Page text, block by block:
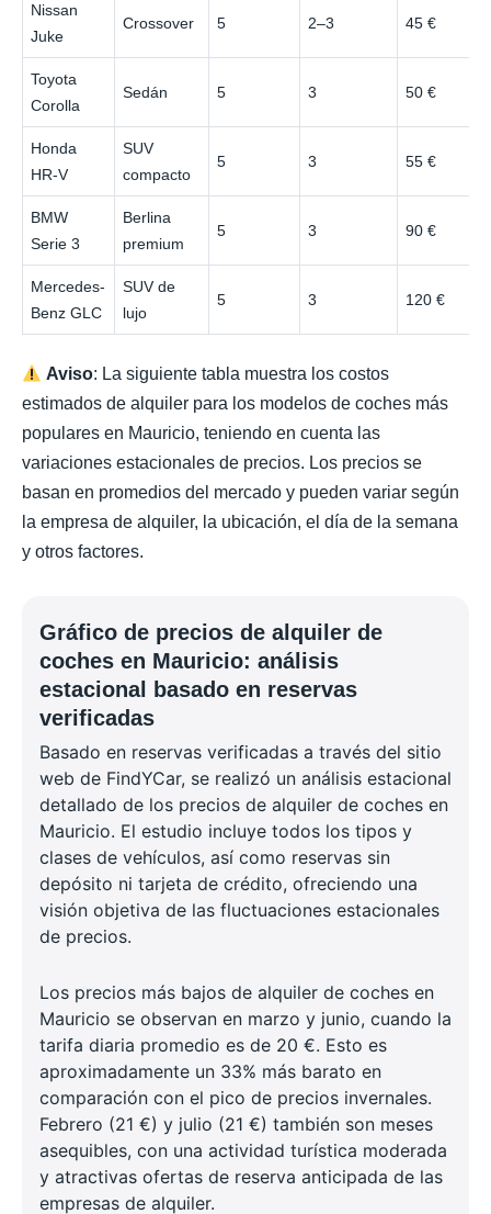
Nissan
Juke
Crossover 5 2–3 45 €
Toyota
Corolla
Sedán 5 3 50 €
Honda
HR-V
SUV
compacto
5 3 55 €
BMW
Serie 3
Berlina
premium
5 3 90 €
Mercedes-
Benz GLC
SUV de
lujo
5 3 120 €
Aviso: La siguiente tabla muestra los costos
estimados de alquiler para los modelos de coches más
populares en Mauricio, teniendo en cuenta las
variaciones estacionales de precios. Los precios se
basan en promedios del mercado y pueden variar según
la empresa de alquiler, la ubicación, el día de la semana
y otros factores.
Gráfico de precios de alquiler de
coches en Mauricio: análisis
estacional basado en reservas
verificadas
Basado en reservas verificadas a través del sitio
web de FindYCar, se realizó un análisis estacional
detallado de los precios de alquiler de coches en
Mauricio. El estudio incluye todos los tipos y
clases de vehículos, así como reservas sin
depósito ni tarjeta de crédito, ofreciendo una
visión objetiva de las fluctuaciones estacionales
de precios.
Los precios más bajos de alquiler de coches en
Mauricio se observan en marzo y junio, cuando la
tarifa diaria promedio es de 20 €. Esto es
aproximadamente un 33% más barato en
comparación con el pico de precios invernales.
Febrero (21 €) y julio (21 €) también son meses
asequibles, con una actividad turística moderada
y atractivas ofertas de reserva anticipada de las
empresas de alquiler.